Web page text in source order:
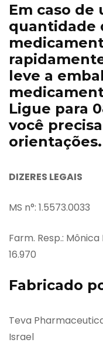
Em caso de
quantidade
leve a
Ligue para
você
orientações.
DIZERES LEGAIS
MS n°: 1.5573.0033
Farm. Resp.: Mônica
16.970
Fabricado
Teva
Israel